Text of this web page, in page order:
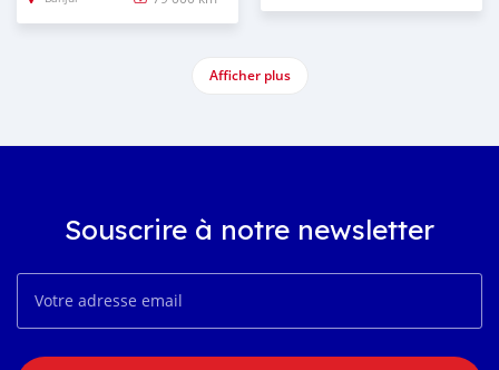
Afficher plus
Souscrire à notre newsletter